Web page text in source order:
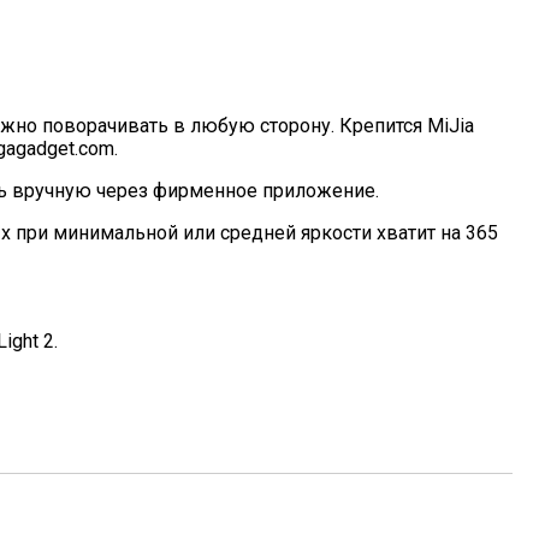
поворачивать в любую сторону. Крепится MiJia
вручную через фирменное приложение.
минимальной или средней яркости хватит на 365
2.